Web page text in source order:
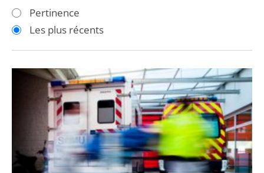
les
filtres
après
les
filtres
avant
Pertinence
Les plus récents
d’urgence
démocratie